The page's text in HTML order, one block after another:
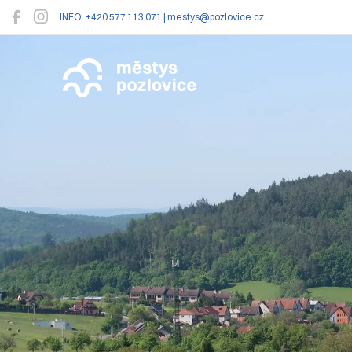
INFO: +420 577 113 071 | mestys@pozlovice.cz
Pozlovice